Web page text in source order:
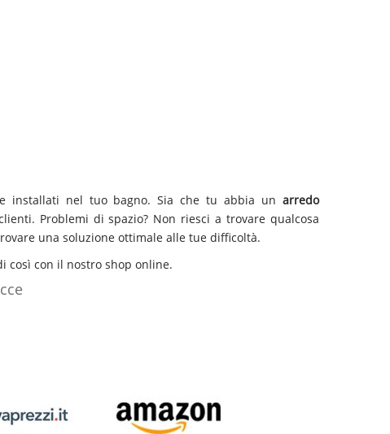
installati nel tuo bagno. Sia che tu abbia unarredo
Problemi di spazio? Non riesci a trovare qualcosa
una soluzione ottimale alle tue difficoltà.
così con il nostro shop online.
design
Nell’apposita sezionemondo doccia